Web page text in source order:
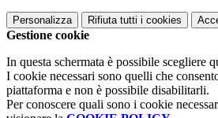
Personalizza Rifiuta tutti i cookies
Gestione cookie
In questa schermata è possibile scegliere
I cookie necessari sono quelli che
piattaforma e non è possibile disabilitarli.
Per conoscere quali sono i cookie